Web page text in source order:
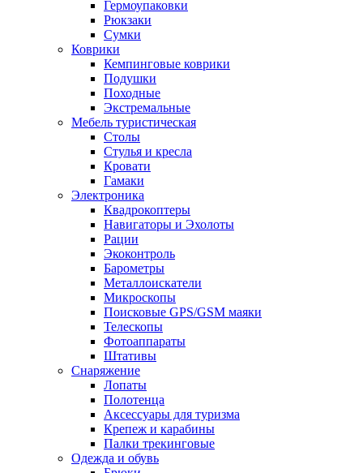
Гермоупаковки
Рюкзаки
Сумки
Коврики
Кемпинговые коврики
Подушки
Походные
Экстремальные
Мебель туристическая
Столы
Стулья и кресла
Кровати
Гамаки
Электроника
Квадрокоптеры
Навигаторы и Эхолоты
Рации
Экоконтроль
Барометры
Металлоискатели
Микроскопы
Поисковые GPS/GSM маяки
Телескопы
Фотоаппараты
Штативы
Снаряжение
Лопаты
Полотенца
Аксессуары для туризма
Крепеж и карабины
Палки трекинговые
Одежда и обувь